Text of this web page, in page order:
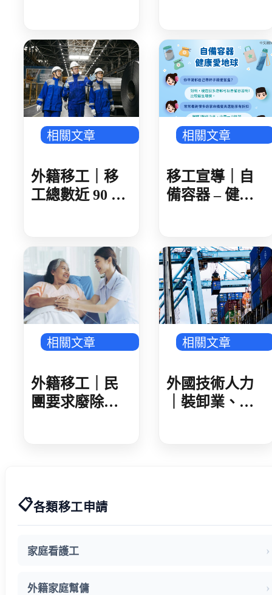
據實告知旅遊
史 遭開罰 1 萬
元
相關文章
外籍移工｜移
工總數近 90 萬
頭 金屬、機械
傳產回溫
相關文章
移工宣導｜自
備容器 – 健康
相關文章
外籍移工｜民
團要求廢除家
相關文章
外國技術人力
｜裝卸業、集
📋各類移工申請
家庭看護工
外籍家庭幫傭